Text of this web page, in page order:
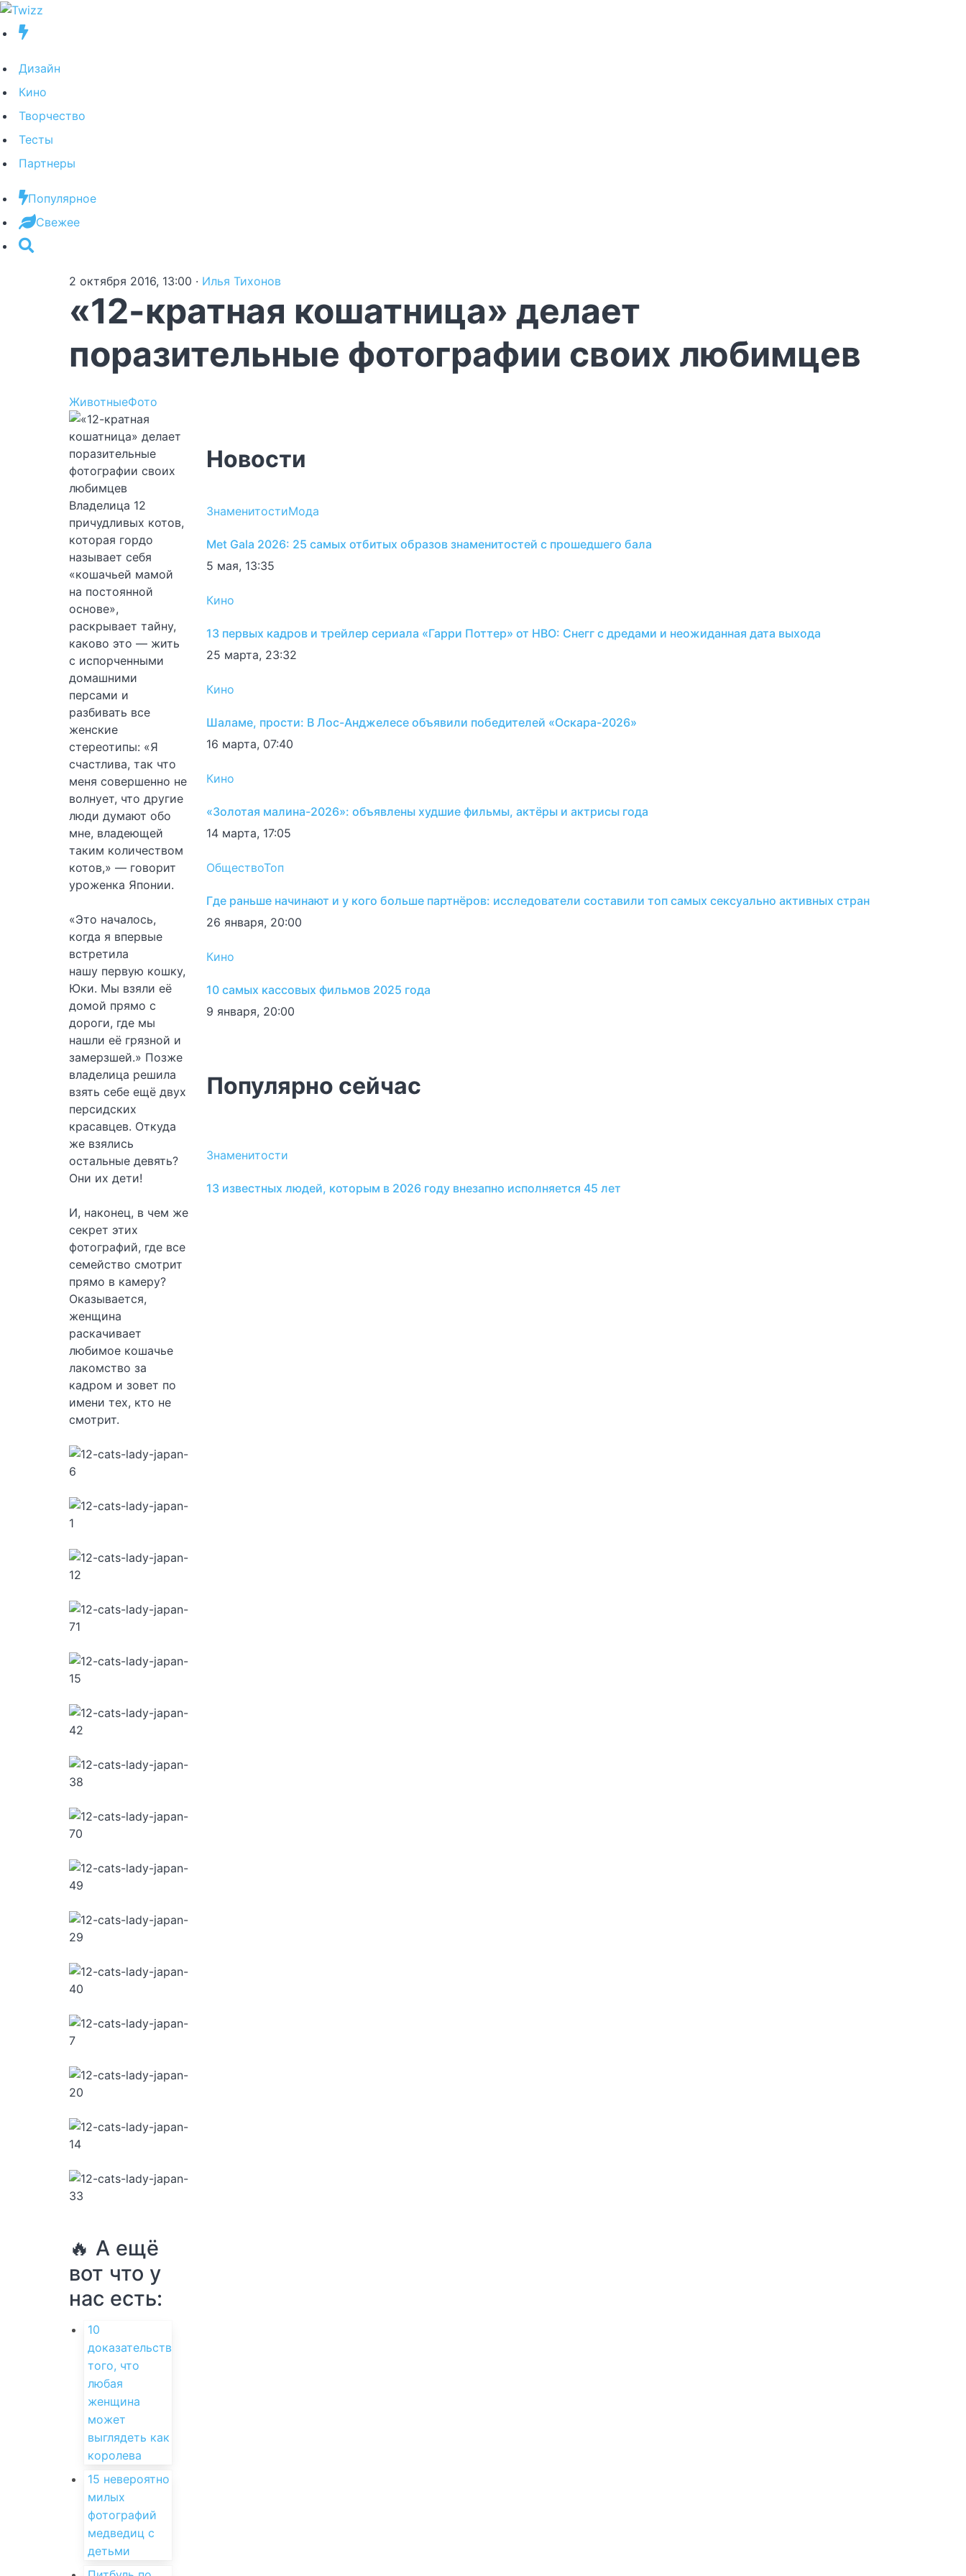
Дизайн
Кино
Творчество
Тесты
Партнеры
Популярное
Свежее
2 октября 2016, 13:00 · Илья Тихонов
«12-кратная кошатница» делает
поразительные фотографии своих любимцев
ЖивотныеФото
Владелица 12
причудливых котов,
которая гордо
называет себя
«кошачьей мамой
на постоянной
основе»,
раскрывает тайну,
каково это — жить
с испорченными
домашними
персами и
разбивать все
женские
стереотипы: «Я
счастлива, так что
меня совершенно не
волнует, что другие
люди думают обо
мне, владеющей
таким количеством
котов,» — говорит
уроженка Японии.
«Это началось,
когда я впервые
встретила
нашу первую кошку,
Юки. Мы взяли её
домой прямо с
дороги, где мы
нашли её грязной и
замерзшей.» Позже
владелица решила
взять себе ещё двух
персидских
красавцев. Откуда
же взялись
остальные девять?
Они их дети!
И, наконец, в чем же
секрет этих
фотографий, где все
семейство смотрит
прямо в камеру?
Оказывается,
женщина
раскачивает
любимое кошачье
лакомство за
кадром и зовет по
имени тех, кто не
смотрит.
🔥 А ещё
вот что у
нас есть:
10
доказательств
того, что
любая
женщина
может
выглядеть как
королева
15 невероятно
милых
фотографий
медведиц с
детьми
Новости
ЗнаменитостиМода
Met Gala 2026: 25 самых отбитых образов знаменитостей с прошедшего бала
5 мая, 13:35
Кино
13 первых кадров и трейлер сериала «Гарри Поттер» от HBO: Снегг с дредами и неожиданная дата выхода
25 марта, 23:32
Кино
Шаламе, прости: В Лос-Анджелесе объявили победителей «Оскара-2026»
16 марта, 07:40
Кино
«Золотая малина-2026»: объявлены худшие фильмы, актёры и актрисы года
14 марта, 17:05
ОбществоТоп
Где раньше начинают и у кого больше партнёров: исследователи составили топ самых сексуально активных стран
26 января, 20:00
Кино
10 самых кассовых фильмов 2025 года
9 января, 20:00
Популярно сейчас
Знаменитости
13 известных людей, которым в 2026 году внезапно исполняется 45 лет